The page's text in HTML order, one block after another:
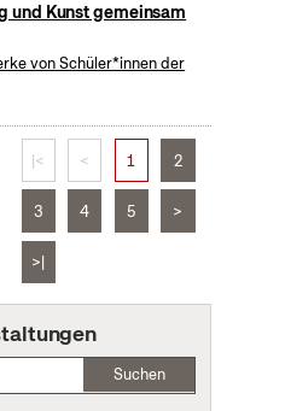
und Kunst gemeinsam
von Schüler*innen der
|< < 1 2
3 4 5 >
>|
Suchen